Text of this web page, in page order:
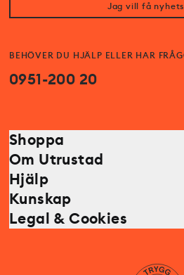
BEHÖVER DU HJÄLP ELLER HAR
0951-200 20
Jag vill få
Shoppa
Om Utrustad
Hjälp
Kunskap
Legal & Cookies